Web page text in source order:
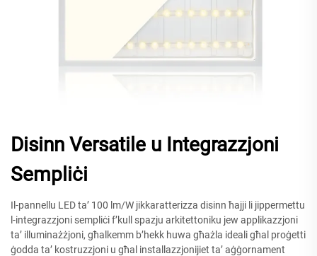
Disinn Versatile u Integrazzjoni
Sempliċi
Il-pannellu LED ta’ 100 lm/W jikkaratterizza disinn ħajji li jippermettu
l-integrazzjoni sempliċi f’kull spazju arkitettoniku jew applikazzjoni
ta’ illuminażżjoni, għalkemm b’hekk huwa għażla ideali għal proġetti
ġodda ta’ kostruzzjoni u għal installazzjonijiet ta’ aġġornament